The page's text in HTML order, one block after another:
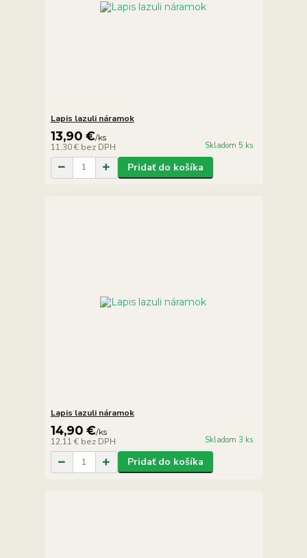
Lapis lazuli náramok
13,90 €/ks
11,30 € bez DPH Skladom 5 ks
Pridať do košíka
Lapis lazuli náramok
14,90 €/ks
12,11 € bez DPH Skladom 3 ks
Pridať do košíka